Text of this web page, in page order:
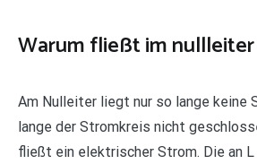
Warum fließt im
Am Nulleiter liegt nur so lange keine
lange der Stromkreis nicht
fließt ein elektrischer Strom. Die an L